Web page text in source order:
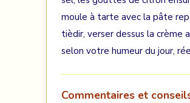
moule à tarte avec la pâte
tièdir, verser dessus la crème
selon votre humeur du jour,
Commentaires et